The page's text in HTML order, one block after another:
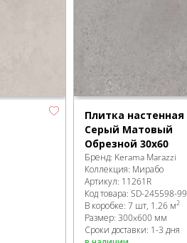
Плитка настенная
Серый Матовый
Обрезной 30х60
Бренд: Kerama Marazzi
Коллекция: Мирабо
Артикул: 11261R
Код товара: SD-245598-99
В коробке: 7 шт, 1.26 м2
Размер: 300x600 мм
Сроки доставки: 1-3 дня